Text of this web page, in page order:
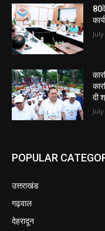
दी
POPULAR
उत्तराखंड
गढ़वाल
देहरादून